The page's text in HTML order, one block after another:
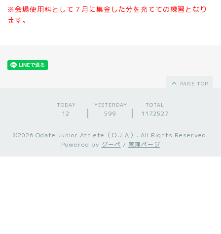
※会場使用料として７月に集金した分を充てての練習となり
ます。
PAGE TOP
TODAY
12
YESTERDAY
599
TOTAL
1172527
©2026 Odate Junior Athlete（ＯＪＡ） . All Rights Reserved.
Powered by グーペ / 管理ページ